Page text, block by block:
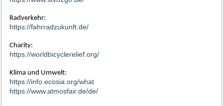
Radverkehr:
https://fahrradzukunft.de/
Charity:
https://worldbicyclerelief.org/
Klima und Umwelt:
https://info.ecosia.org/what
https://www.atmosfair.de/de/